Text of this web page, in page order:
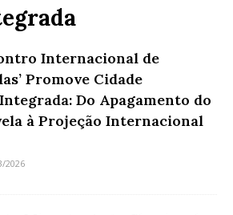
Internacional de
Promove Cidade
Do Apagamento do
à Projeção Internacional
2026